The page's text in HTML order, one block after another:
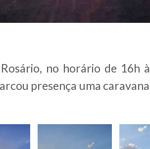
no horário de 16h
presença uma